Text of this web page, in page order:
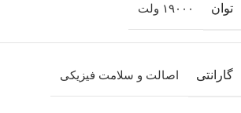
توان ۱۹۰۰۰ ولت
گارانتی اصالت و سلامت فیزیکی